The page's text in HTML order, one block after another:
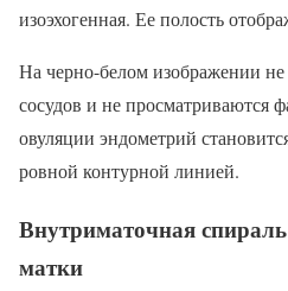
изоэхогенная. Ее полость
На черно-белом изображении
сосудов и не просматриваются
овуляции эндометрий
ровной контурной линией.
Внутриматочная спираль
матки